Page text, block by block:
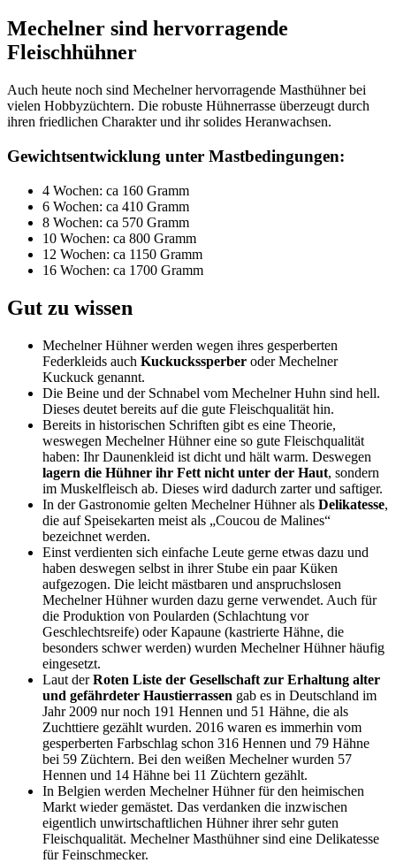
Mechelner sind hervorragende
Fleischhühner
Auch heute noch sind Mechelner hervorragende Masthühner bei
vielen Hobbyzüchtern. Die robuste Hühnerrasse überzeugt durch
ihren friedlichen Charakter und ihr solides Heranwachsen.
Gewichtsentwicklung unter Mastbedingungen:
4 Wochen: ca 160 Gramm
6 Wochen: ca 410 Gramm
8 Wochen: ca 570 Gramm
10 Wochen: ca 800 Gramm
12 Wochen: ca 1150 Gramm
16 Wochen: ca 1700 Gramm
Gut zu wissen
Mechelner Hühner werden wegen ihres gesperberten
Federkleids auch Kuckuckssperber oder Mechelner
Kuckuck genannt.
Die Beine und der Schnabel vom Mechelner Huhn sind hell.
Dieses deutet bereits auf die gute Fleischqualität hin.
Bereits in historischen Schriften gibt es eine Theorie,
weswegen Mechelner Hühner eine so gute Fleischqualität
haben: Ihr Daunenkleid ist dicht und hält warm. Deswegen
lagern die Hühner ihr Fett nicht unter der Haut, sondern
im Muskelfleisch ab. Dieses wird dadurch zarter und saftiger.
In der Gastronomie gelten Mechelner Hühner als Delikatesse,
die auf Speisekarten meist als „Coucou de Malines“
bezeichnet werden.
Einst verdienten sich einfache Leute gerne etwas dazu und
haben deswegen selbst in ihrer Stube ein paar Küken
aufgezogen. Die leicht mästbaren und anspruchslosen
Mechelner Hühner wurden dazu gerne verwendet. Auch für
die Produktion von Poularden (Schlachtung vor
Geschlechtsreife) oder Kapaune (kastrierte Hähne, die
besonders schwer werden) wurden Mechelner Hühner häufig
eingesetzt.
Laut derRoten Liste der Gesellschaft zur Erhaltung alter
und gefährdeter Haustierrassen gab es in Deutschland im
Jahr 2009 nur noch 191 Hennen und 51 Hähne, die als
Zuchttiere gezählt wurden. 2016 waren es immerhin vom
gesperberten Farbschlag schon 316 Hennen und 79 Hähne
bei 59 Züchtern. Bei den weißen Mechelner wurden 57
Hennen und 14 Hähne bei 11 Züchtern gezählt.
In Belgien werden Mechelner Hühner für den heimischen
Markt wieder gemästet. Das verdanken die inzwischen
eigentlich unwirtschaftlichen Hühner ihrer sehr guten
Fleischqualität. Mechelner Masthühner sind eine Delikatesse
für Feinschmecker.